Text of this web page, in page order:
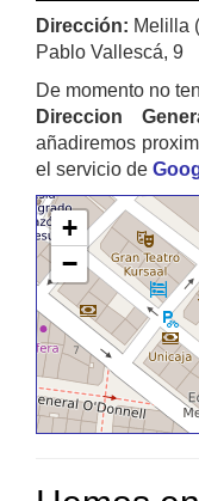
Dirección: Melilla
Pablo Vallescá, 9
De momento no
Direccion
añadiremos
el servicio de
+
−